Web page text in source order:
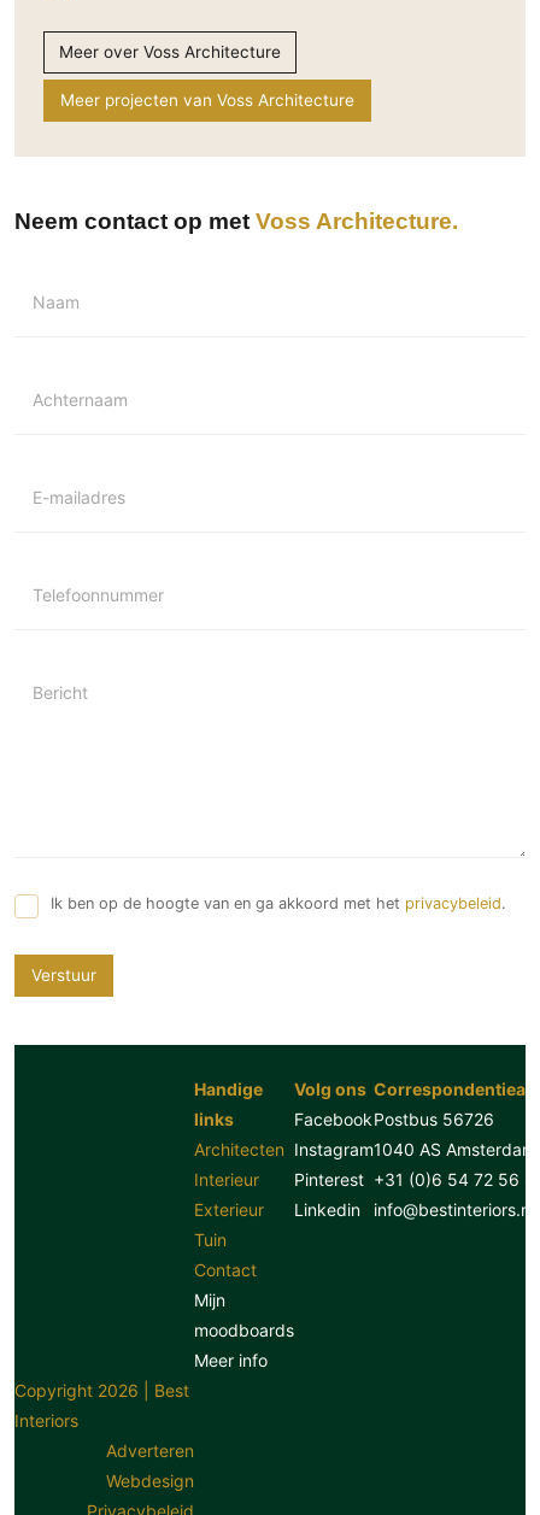
Meer over Voss Architecture
Meer projecten van Voss Architecture
Neem contact op met Voss Architecture
Naam
Achternaam
E-mailadres
Telefoonnummer
Bericht
Ik ben op de hoogte van en ga akkoord met het privacybeleid.
Verstuur
Handige
links
Architecten
Interieur
Exterieur
Tuin
Contact
Mijn
moodboards
Meer info
Volg ons
Facebook
Instagram
Pinterest
Linkedin
Postbus 56726
1040 AS Amsterdam
+31 (0)6 54 72 56
info@bestinteriors.nl
Copyright 2026 | Best
Interiors
Adverteren
Webdesign
Privacybeleid